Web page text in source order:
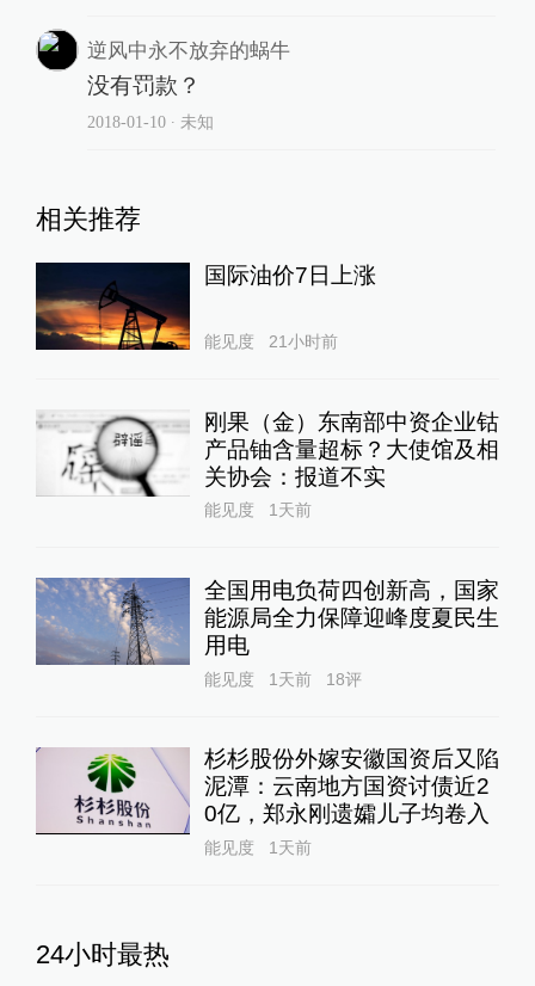
逆风中永不放弃的蜗牛
没有罚款？
2018-01-10∙ 未知
相关推荐
国际油价7日上涨
能见度 21小时前
刚果（金）东南部中资企业钴
产品铀含量超标？大使馆及相
关协会：报道不实
能见度 1天前
全国用电负荷四创新高，国家
能源局全力保障迎峰度夏民生
用电
能见度 1天前 18评
杉杉股份外嫁安徽国资后又陷
泥潭：云南地方国资讨债近2
0亿，郑永刚遗孀儿子均卷入
能见度 1天前
24小时最热